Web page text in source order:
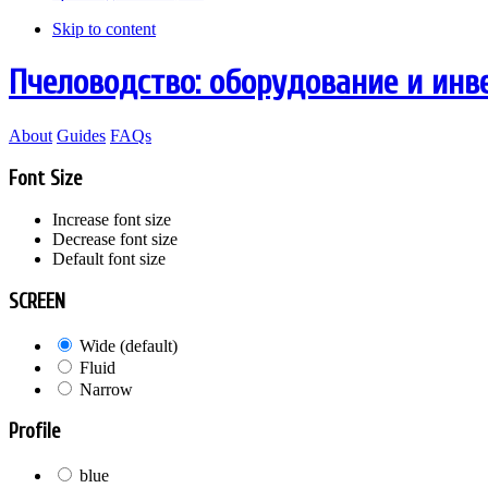
Skip to content
Пчеловодство: оборудование и
About Guides FAQs
Font Size
Increase font size
Decrease font size
Default font size
SCREEN
Wide (default)
Fluid
Narrow
Profile
blue